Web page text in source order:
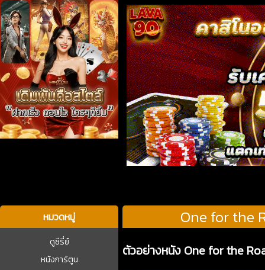
หมวดหมู่
ดูซีรี่ย์
หนังการ์ตูน
One for the
ตัวอย่างหนัง One for the